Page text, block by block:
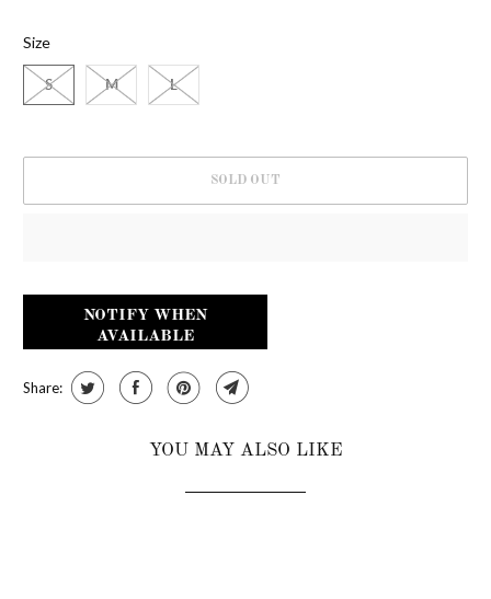
Size
S M L
SOLD OUT
NOTIFY WHEN
AVAILABLE
Share:
YOU MAY ALSO LIKE